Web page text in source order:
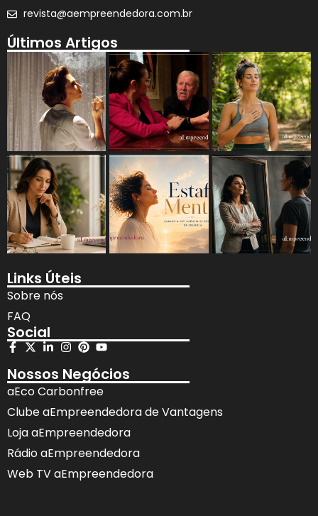
revista@aempreendedora.com.br
Últimos Artigos
Links Úteis
Sobre nós
FAQ
Social
Nossos Negócios
aEco Carbonfree
Clube aEmpreendedora de Vantagens
Loja aEmpreendedora
Rádio aEmpreendedora
Web TV aEmpreendedora